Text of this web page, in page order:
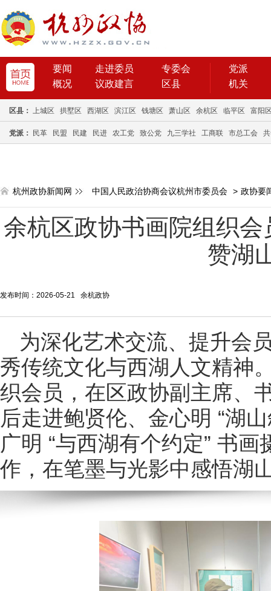
要闻 走进委员
专委会
概况
议政建言 区县
党派
机关
区县： 上城区 拱墅区 西湖区 滨江区 钱塘区 萧山区 余杭区 临平区 富阳
党派： 民革 民盟 民建 民进 农工党 致公党 九三学社 工商联 市总工会
杭州政协新闻网 中国人民政治协商会议杭州市委员会 > 政协要
余杭区政协书画院组织
赞湖
发布时间：2026-05-21 余杭政协
为深化艺术交流、提升会
秀传统文化与西湖人文精神
织会员，在区政协副主席、
后走进鲍贤伦、金心明 “湖
广明 “与西湖有个约定” 书
作，在笔墨与光影中感悟湖